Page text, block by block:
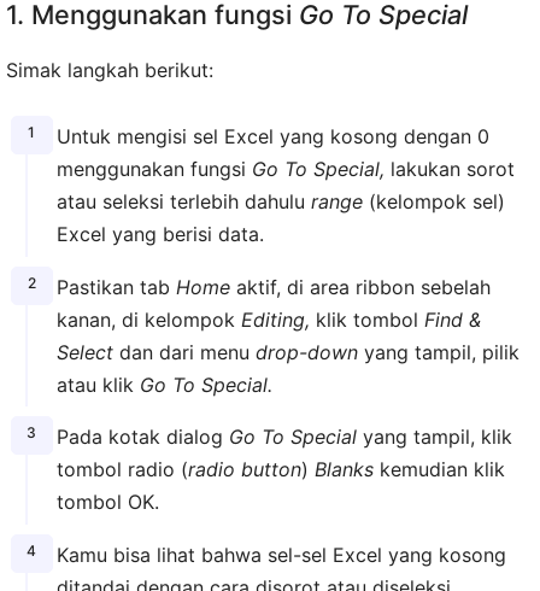
1. Menggunakan fungsi Go To Special
Simak langkah berikut:
Untuk mengisi sel Excel yang kosong dengan 0
menggunakan fungsi Go To Special, lakukan sorot
atau seleksi terlebih dahulu range(kelompok sel)
Excel yang berisi data.
Pastikan tab Homeaktif, di area ribbon sebelah
kanan, di kelompok Editing, klik tombol Find &
Selectdan dari menu drop-downyang tampil, pilik
atau klik Go To Special.
Pada kotak dialog Go To Specialyang tampil, klik
tombol radio (radio button) Blankskemudian klik
tombol OK.
Kamu bisa lihat bahwa sel-sel Excel yang kosong